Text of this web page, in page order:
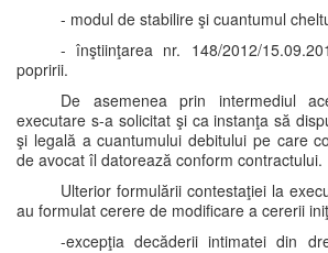
- modul de stabilire şi cuantumul
- înştiinţarea nr. 148/2012/
popririi.
De asemenea prin intermediul
executare s-a solicitat şi ca instanţa să
şi legală a cuantumului debitului pe care
de avocat îl datorează conform contractului.
Ulterior formulării contestaţiei la
au formulat cerere de modificare a cererii
-excepţia decăderii intimatei din